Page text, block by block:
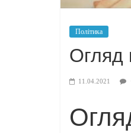
Політика
Огляд
11.04.2021